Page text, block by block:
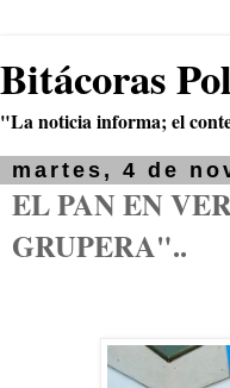
Bitácoras
"La noticia informa; el
martes, 4 de
EL PAN EN
GRUPERA"..